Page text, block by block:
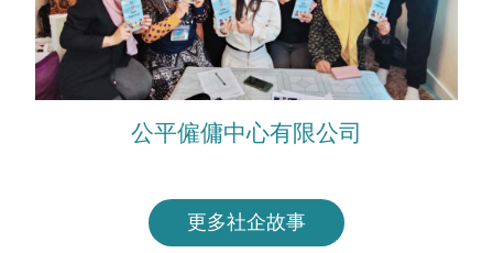
公平僱傭中心有限公司
更多社企故事